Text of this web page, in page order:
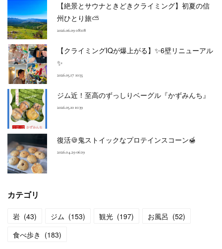
【絶景とサウナときどきクライミング】初夏の信
州ひとり旅⛅
2026.06.09 08:08
【クライミングIQが爆上がる】✨6壁リニューアル
✨
2026.05.17 10:55
ジム近！至高のずっしりベーグル『かずみんち』
2026.05.10 10:39
復活🍪鬼ストイックなプロテインスコーン🍯
2026.04.29 06:19
カテゴリ
岩 (43) ジム (153) 観光 (197) お風呂 (52)
食べ歩き (183)